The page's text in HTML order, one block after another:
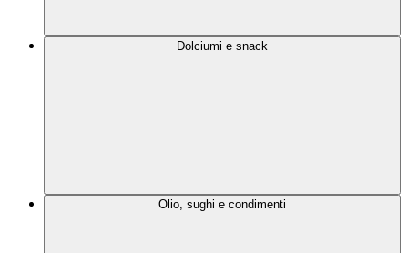
Dolciumi e snack
Olio, sughi e condimenti